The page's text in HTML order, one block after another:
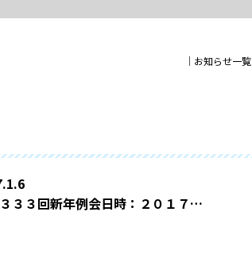
│ お知らせ一覧
３３回新年例会日時：２０１７…